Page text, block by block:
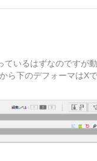
いるはずなのですが
ら下のデフォーマはX